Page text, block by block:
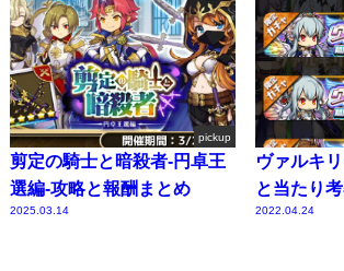
pickup
剪定の騎士と暗殺者-円卓王
選編-攻略と報酬まとめ
2025.03.14
ヴァルキ
と当たり
2022.04.24